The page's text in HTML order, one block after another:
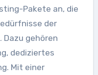
Pakete an, die
der
gehören
dediziertes
Mit einer